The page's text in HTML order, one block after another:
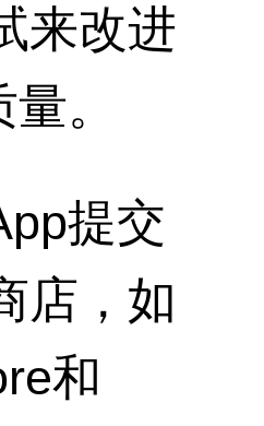
来改进
。
提交
店，如
和